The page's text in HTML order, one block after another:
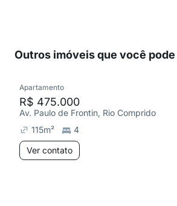
Outros imóveis que você
Apartamento
R$ 475.000
Av. Paulo de Frontin, Rio Comprido
115m²
4
Ver contato